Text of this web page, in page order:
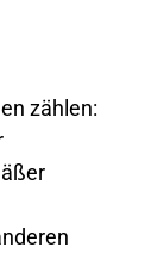
zählen: